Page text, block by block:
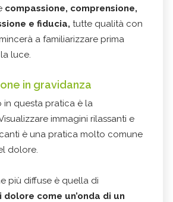
compassione, comprensione,
e fiducia, tutte qualità con
a familiarizzare prima
luce.
in gravidanza
in questa pratica è la
immagini rilassanti e
è una pratica molto comune
dolore.
più diffuse è quella di
come un’onda di un